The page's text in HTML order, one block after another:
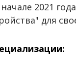
2021
для